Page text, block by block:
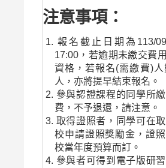
注意事項：
報名截止日期為113/
17:00，若逾期未繳交費
資格，若報名(需繳費)
人，亦將提早結束報名。
參與認證課程的同學所
費，不予退還，請注意。
取得證照者，同學可在
校申請證照獎勵金，證
校當年度預算而訂。
參與者可得到電子版研